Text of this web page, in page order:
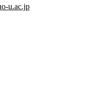
u.ac.jp